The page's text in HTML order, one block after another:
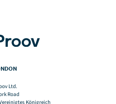
Ltd.
Road
Königreich